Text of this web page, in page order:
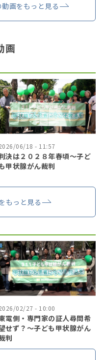
画をもっと見る
画
06/18 - 11:57
決は２０２８年春頃〜子ど
甲状腺がん裁判
もっと見る
02/27 - 10:00
電側・専門家の証人尋問希
せず？〜子ども甲状腺がん
判